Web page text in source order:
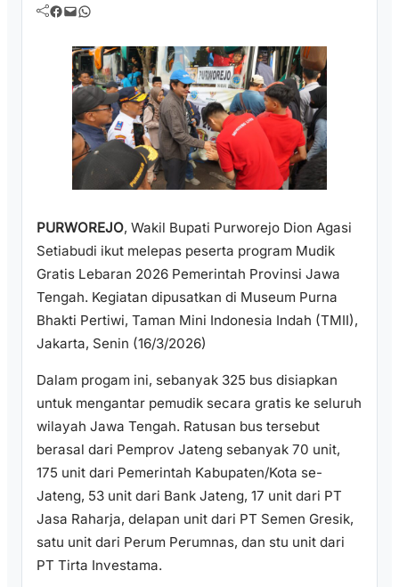
Facebook Mail WhatsApp
PURWOREJO, Wakil Bupati Purworejo Dion Agasi
Setiabudi ikut melepas peserta program Mudik
Gratis Lebaran 2026 Pemerintah Provinsi Jawa
Tengah. Kegiatan dipusatkan di Museum Purna
Bhakti Pertiwi, Taman Mini Indonesia Indah (TMII),
Jakarta, Senin (16/3/2026)
Dalam progam ini, sebanyak 325 bus disiapkan
untuk mengantar pemudik secara gratis ke seluruh
wilayah Jawa Tengah. Ratusan bus tersebut
berasal dari Pemprov Jateng sebanyak 70 unit,
175 unit dari Pemerintah Kabupaten/Kota se-
Jateng, 53 unit dari Bank Jateng, 17 unit dari PT
Jasa Raharja, delapan unit dari PT Semen Gresik,
satu unit dari Perum Perumnas, dan stu unit dari
PT Tirta Investama.